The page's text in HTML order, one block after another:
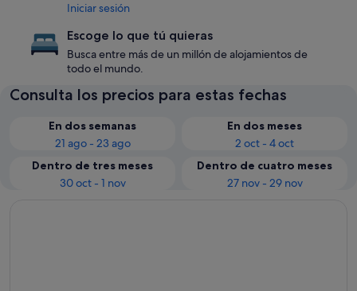
Iniciar sesión
Escoge lo que tú quieras
Busca entre más de un millón de alojamientos de
todo el mundo.
Consulta los precios para estas fechas
En dos semanas
21 ago - 23 ago
En dos meses
2 oct - 4 oct
Dentro de tres meses
30 oct - 1 nov
Dentro de cuatro meses
27 nov - 29 nov